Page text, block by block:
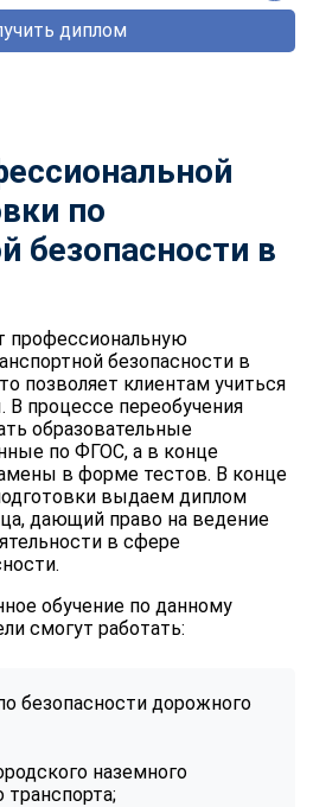
диплом
по
безопасности в
профессиональную
безопасности в
позволяет клиентам учиться
процессе переобучения
образовательные
по ФГОС, а в конце
в форме тестов. В конце
выдаем диплом
дающий право на ведение
в сфере
обучение по данному
смогут работать:
безопасности дорожного
наземного
транспорта;